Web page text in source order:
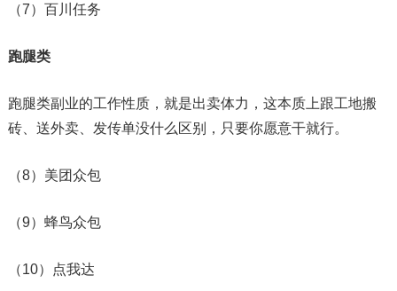
（7）百川任务
跑腿类
跑腿类副业的工作性质，就是出卖体力，这本质上跟工地搬
砖、送外卖、发传单没什么区别，只要你愿意干就行。
（8）美团众包
（9）蜂鸟众包
（10）点我达